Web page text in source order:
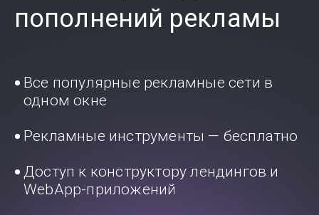
пополнений рекламы
Все популярные рекламные сети в
одном окне
Рекламные инструменты — бесплатно
Доступ к конструктору лендингов и
WebApp-приложений